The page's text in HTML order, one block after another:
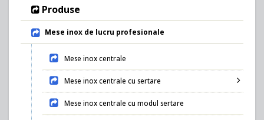
Produse
Mese inox de lucru profesionale
Mese inox centrale
Mese inox centrale cu sertare
Mese inox centrale cu modul sertare